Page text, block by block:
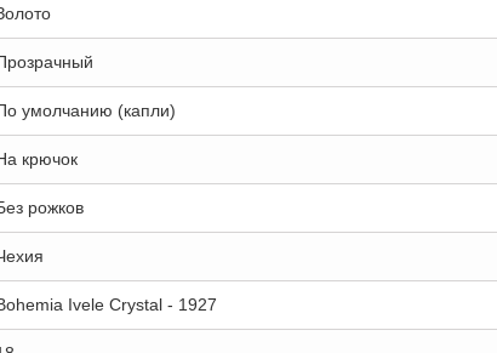
умолчанию (капли)
крючок
рожков
Ivele Crystal - 1927